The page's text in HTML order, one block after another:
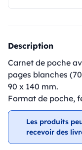
Description
Carnet de poche
pages blanches
90 x 140 mm.
Format de poche,
Les produits
recevoir des